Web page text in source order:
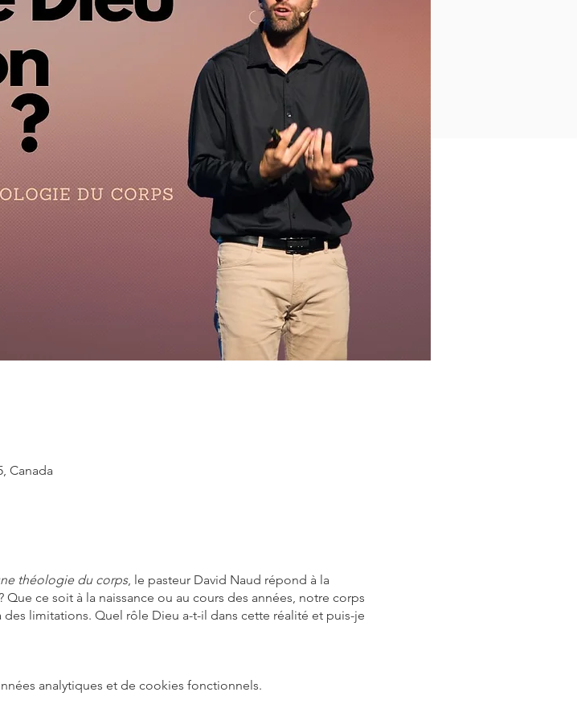
Canada
théologie du corps, le pasteur David Naud répond à la
ce soit à la naissance ou au cours des années, notre corps
limitations. Quel rôle Dieu a-t-il dans cette réalité et puis-je
analytiques et de cookies fonctionnels.